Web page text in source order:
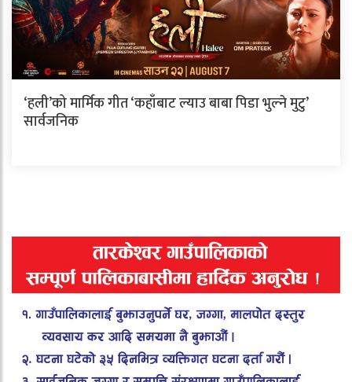
‘हली’को मार्मिक गीत ‘कहाँबाट ल्याउ बाबा पिडा भुल्ने मुटु’
सार्वजनिक